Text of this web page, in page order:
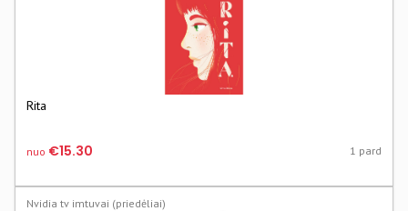
Rita
nuo €15.30 1 pard
Nvidia tv imtuvai (priedėliai)